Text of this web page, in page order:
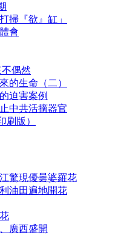
掃『欲』缸」
會
偶然
的生命（二）
迫害案例
中共活摘器官
刷版）
驚現優曇婆羅花
油田遍地開花
廣西盛開